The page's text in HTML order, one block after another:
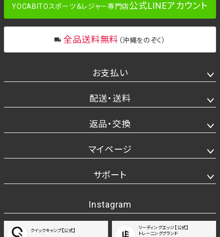
YOCABITOスポーツ＆レジャー専門店公式LINEアカウント
全品送料無料 （沖縄をのぞく）
お支払い
配送・送料
返品・交換
マイページ
サポート
Instagram
クイックキャンプ【公式】
リーディングエッジ【公式】
トレーニングブランド